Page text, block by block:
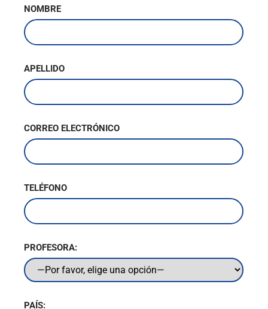
NOMBRE
APELLIDO
CORREO ELECTRÓNICO
TELÉFONO
PROFESORA:
PAÍS: